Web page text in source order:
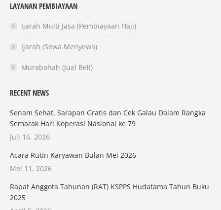
LAYANAN PEMBIAYAAN
Ijarah Multi Jasa (Pembiayaan Haji)
Ijarah (Sewa Menyewa)
Murabahah (Jual Beli)
RECENT NEWS
Senam Sehat, Sarapan Gratis dan Cek Galau Dalam Rangka
Semarak Hari Koperasi Nasional ke 79
Juli 16, 2026
Acara Rutin Karyawan Bulan Mei 2026
Mei 11, 2026
Rapat Anggota Tahunan (RAT) KSPPS Hudatama Tahun Buku
2025